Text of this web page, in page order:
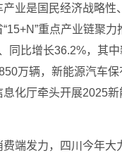
业是国民经济战略
重点产业链聚
同比增长36.2%，其
万辆，新能源汽车
化厅牵头开展2025
端发力，四川今年